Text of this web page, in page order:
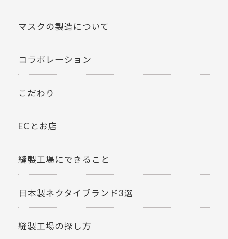
マスクの製造について
コラボレーション
こだわり
ECとお店
縫製工場にできること
日本製ネクタイブランド3選
縫製工場の探し方